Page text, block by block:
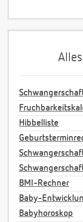
Hibbelliste
BMI-Rechner
Baby-
Babyhoroskop